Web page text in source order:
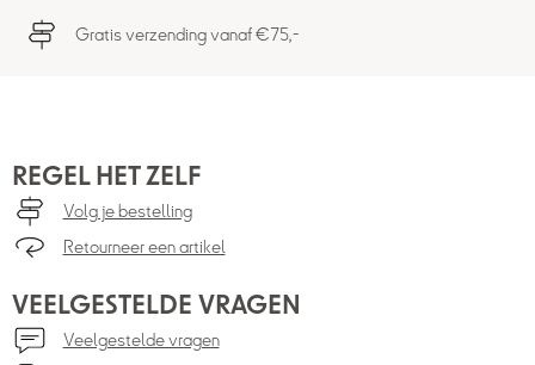
Gratis verzending vanaf €75,-
REGEL HET ZELF
Volg je bestelling
Retourneer een artikel
VEELGESTELDE VRAGEN
Veelgestelde vragen